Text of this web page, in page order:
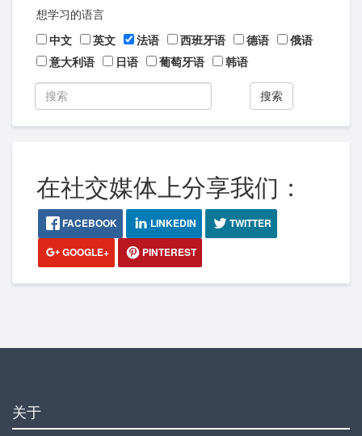
想学习的语言
中文
英文 法语 西班牙语 德语
俄语
意大利语
日语 葡萄牙语 韩语
搜索
在社交媒体上分享我们：
FACEBOOK LINKEDIN
TWITTER
GOOGLE+
PINTEREST
关于